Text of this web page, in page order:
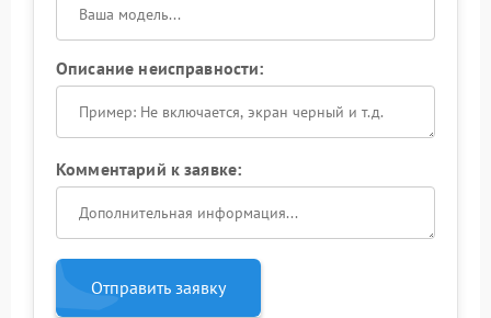
Описание неисправности:
Комментарий к заявке:
Отправить заявку